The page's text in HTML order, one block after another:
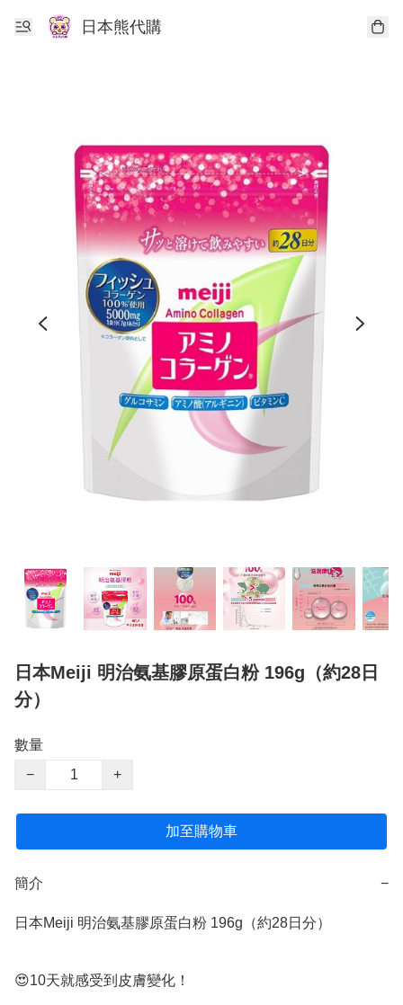
日本熊代購
日本Meiji 明治氨基膠原蛋白粉 196g（約28日
分）
數量
−
+
加至購物車
簡介 −
日本Meiji 明治氨基膠原蛋白粉 196g（約28日分）
😍10天就感受到皮膚變化！